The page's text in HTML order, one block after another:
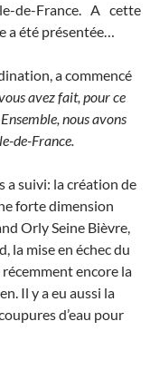
de-France. A cette
a été présentée…
a commencé
avez fait, pour ce
Ensemble, nous avons
de-France.
a suivi: la création de
forte dimension
Orly Seine Bièvre,
la mise en échec du
encore la
Il y a eu aussi la
d’eau pour